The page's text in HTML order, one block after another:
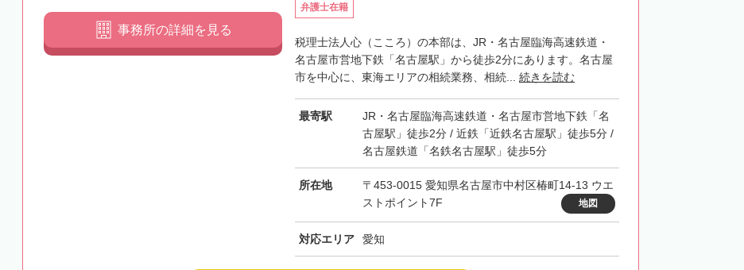
弁護士在籍
税理士法人心（こころ）の本部は、JR・名古屋臨海高速鉄道・
名古屋市営地下鉄「名古屋駅」から徒歩2分にあります。名古屋
市を中心に、東海エリアの相続業務、相続... 続きを読む
最寄駅
JR・名古屋臨海高速鉄道・名古屋市営地下鉄「名
古屋駅」徒歩2分 / 近鉄「近鉄名古屋駅」徒歩5分 /
名古屋鉄道「名鉄名古屋駅」徒歩5分
所在地
〒453-0015 愛知県名古屋市中村区椿町14-13 ウエ
ストポイント7F
地図
対応エリア 愛知
事務所の詳細を見る